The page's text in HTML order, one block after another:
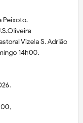
Peixoto.
Vizela S. Adrião
14h00.